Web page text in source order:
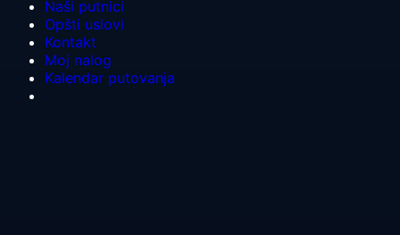
Naši putnici
Opšti uslovi
Kontakt
Moj nalog
Kalendar putovanja